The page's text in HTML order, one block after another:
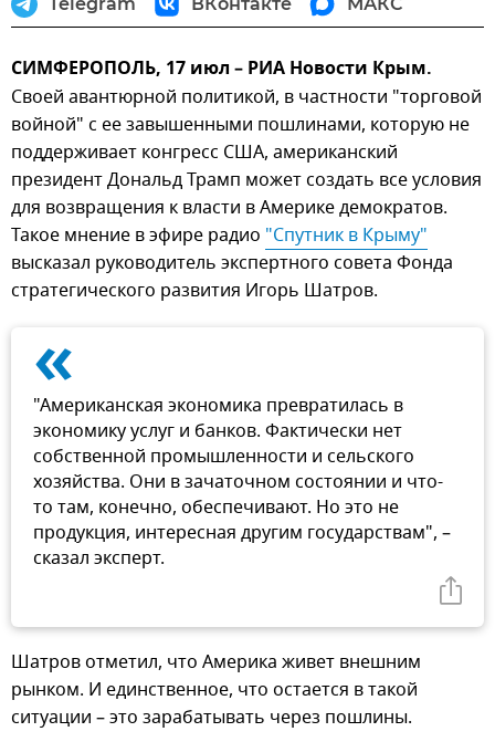
Telegram ВКонтакте МАКС
СИМФЕРОПОЛЬ, 17 июл – РИА Новости Крым.
Своей авантюрной политикой, в частности "торговой
войной" с ее завышенными пошлинами, которую не
поддерживает конгресс США, американский
президент Дональд Трамп может создать все условия
для возвращения к власти в Америке демократов.
Такое мнение в эфире радио "Спутник в Крыму"
высказал руководитель экспертного совета Фонда
стратегического развития Игорь Шатров.
«
"Американская экономика превратилась в
экономику услуг и банков. Фактически нет
собственной промышленности и сельского
хозяйства. Они в зачаточном состоянии и что-
то там, конечно, обеспечивают. Но это не
продукция, интересная другим государствам", –
сказал эксперт.
Шатров отметил, что Америка живет внешним
рынком. И единственное, что остается в такой
ситуации – это зарабатывать через пошлины.